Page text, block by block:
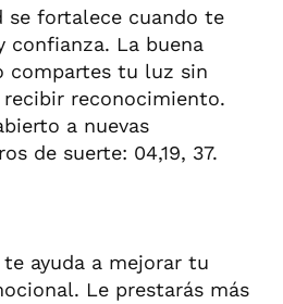
se fortalece cuando te
confianza. La buena
compartes tu luz sin
reconocimiento.
a nuevas
de suerte: 04,19, 37.
ayuda a mejorar tu
Le prestarás más